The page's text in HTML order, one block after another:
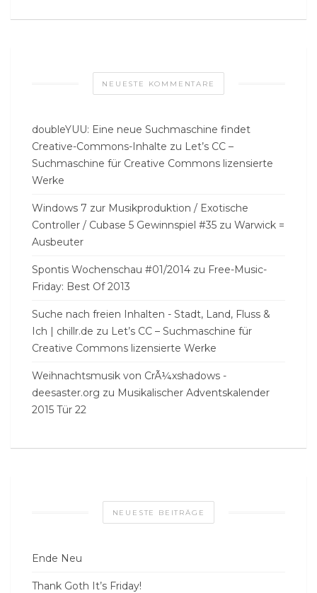
NEUESTE KOMMENTARE
doubleYUU: Eine neue Suchmaschine findet
Creative-Commons-Inhalte zu Let’s CC –
Suchmaschine für Creative Commons lizensierte
Werke
Windows 7 zur Musikproduktion / Exotische
Controller / Cubase 5 Gewinnspiel #35 zu Warwick =
Ausbeuter
Spontis Wochenschau #01/2014 zu Free-Music-
Friday: Best Of 2013
Suche nach freien Inhalten - Stadt, Land, Fluss &
Ich | chillr.de zu Let’s CC – Suchmaschine für
Creative Commons lizensierte Werke
Weihnachtsmusik von CrÃ¼xshadows -
deesaster.org zu Musikalischer Adventskalender
2015 Tür 22
NEUESTE BEITRÄGE
Ende Neu
Thank Goth It’s Friday!